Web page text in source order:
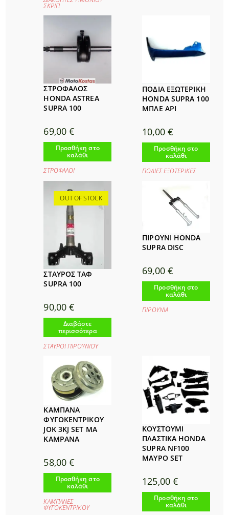
ΣΚΡΙΠ
ΣΤΡΟΦΑΛΟΣ
HONDA ASTREA
SUPRA 100
69,00€
Προσθήκη στο
καλάθι
ΣΤΡΟΦΑΛΟΙ
ΠΟΔΙΑ ΕΞΩΤΕΡΙΚΗ
HONDA SUPRA 100
ΜΠΛΕ ΑΡΙ
10,00 €
Προσθήκη στο
καλάθι
ΠΟΔΙΕΣ ΕΞΩΤΕΡΙΚΕΣ
OUT OF STOCK
ΣΤΑΥΡΟΣ ΤΑΦ
SUPRA 100
90,00€
Διαβάστε
περισσότερα
ΣΤΑΥΡΟΙ ΠΙΡΟΥΝΙΟΥ
ΠΙΡΟΥΝΙ HONDA
SUPRA DISC
69,00 €
Προσθήκη στο
καλάθι
ΠΙΡΟΥΝΙΑ
ΚΑΜΠΑΝΑ
ΦΥΓΟΚΕΝΤΡΙΚΟΥ
JOK 3KJ SET MA
KAMPANA
58,00€
Προσθήκη στο
καλάθι
ΚΑΜΠΑΝΕΣ
ΦΥΓΟΚΕΝΤΡΙΚΟΥ
ΚΟΥΣΤΟΥΜΙ
ΠΛΑΣΤΙΚΑ HONDA
SUPRA NF100
ΜΑΥΡΟ SET
125,00 €
Προσθήκη στο
καλάθι